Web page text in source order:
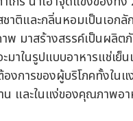
าติและกลิ่นหอมเป็นเอก
พ มาสร้างสรรค์เป็นผลิต
มาในรูปแบบอาหารแช่เย็
งการของผู้บริโภคทั้งในแ
น และในแง่ของคุณภาพอ